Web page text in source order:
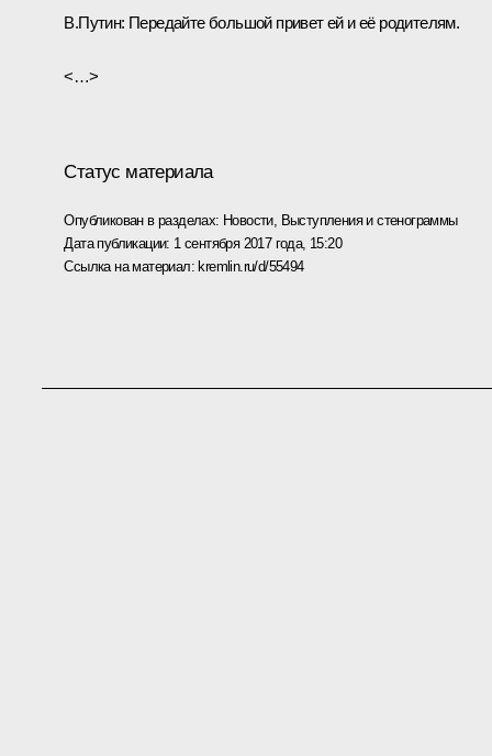
В.Путин: Передайте большой привет ей и её родителям.
<…>
Статус материала
Опубликован в разделах: Новости, Выступления и стенограммы
Дата публикации: 1 сентября 2017 года, 15:20
Ссылка на материал: kremlin.ru/d/55494